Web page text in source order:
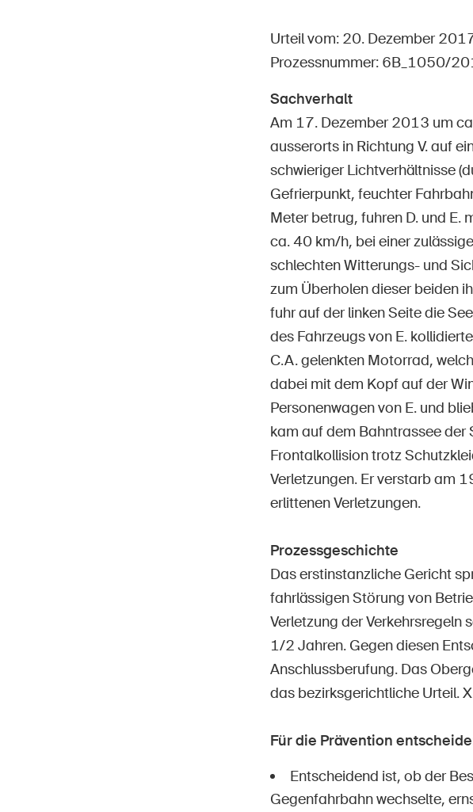
Startseite
Urteil vom: 20. Dezember
Prozessnummer: 6B_1050/
Sachverhalt
Am 17. Dezember 2013 um
ausserorts in Richtung V. auf
schwieriger Lichtverhältnisse
Gefrierpunkt, feuchter
Meter betrug, fuhren D. und E.
ca. 40 km/h, bei einer
schlechten Witterungs- und
zum Überholen dieser beiden
fuhr auf der linken Seite die
des Fahrzeugs von E.
C.A. gelenkten Motorrad,
dabei mit dem Kopf auf der
Personenwagen von E. und
kam auf dem Bahntrassee
Frontalkollision trotz
Verletzungen. Er verstarb am
erlittenen Verletzungen.
Prozessgeschichte
Das erstinstanzliche Gericht
fahrlässigen Störung von
Verletzung der Verkehrsregeln
1/2 Jahren. Gegen diesen
Anschlussberufung. Das
das bezirksgerichtliche Urteil.
Für die Prävention
Entscheidend ist, ob der
Gegenfahrbahn wechselte,